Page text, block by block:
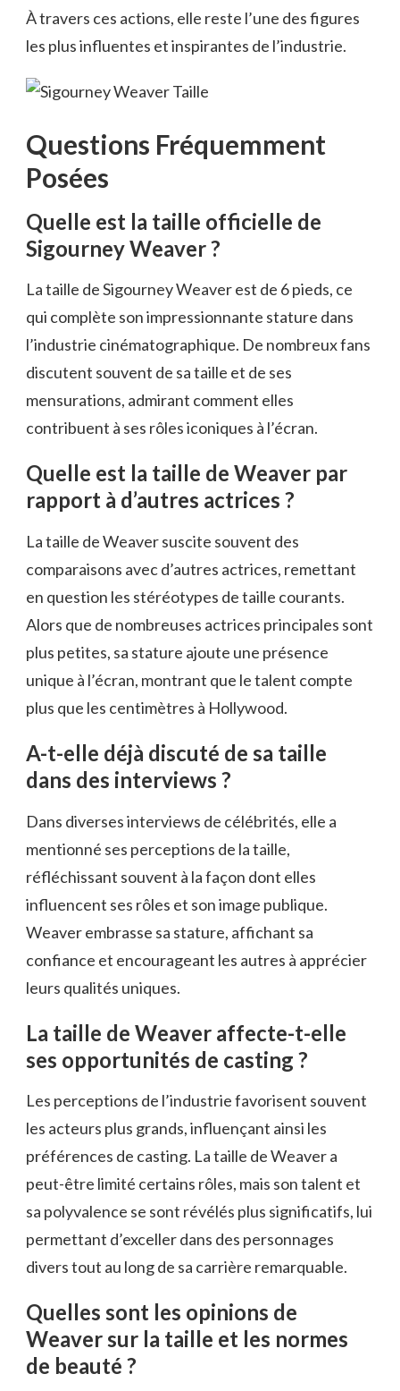
À travers ces actions, elle reste l’une des figures
les plus influentes et inspirantes de l’industrie.
Questions Fréquemment
Posées
Quelle est la taille officielle de
Sigourney Weaver ?
La taille de Sigourney Weaver est de 6 pieds, ce
qui complète son impressionnante stature dans
l’industrie cinématographique. De nombreux fans
discutent souvent de sa taille et de ses
mensurations, admirant comment elles
contribuent à ses rôles iconiques à l’écran.
Quelle est la taille de Weaver par
rapport à d’autres actrices ?
La taille de Weaver suscite souvent des
comparaisons avec d’autres actrices, remettant
en question les stéréotypes de taille courants.
Alors que de nombreuses actrices principales sont
plus petites, sa stature ajoute une présence
unique à l’écran, montrant que le talent compte
plus que les centimètres à Hollywood.
A-t-elle déjà discuté de sa taille
dans des interviews ?
Dans diverses interviews de célébrités, elle a
mentionné ses perceptions de la taille,
réfléchissant souvent à la façon dont elles
influencent ses rôles et son image publique.
Weaver embrasse sa stature, affichant sa
confiance et encourageant les autres à apprécier
leurs qualités uniques.
La taille de Weaver affecte-t-elle
ses opportunités de casting ?
Les perceptions de l’industrie favorisent souvent
les acteurs plus grands, influençant ainsi les
préférences de casting. La taille de Weaver a
peut-être limité certains rôles, mais son talent et
sa polyvalence se sont révélés plus significatifs, lui
permettant d’exceller dans des personnages
divers tout au long de sa carrière remarquable.
Quelles sont les opinions de
Weaver sur la taille et les normes
de beauté ?